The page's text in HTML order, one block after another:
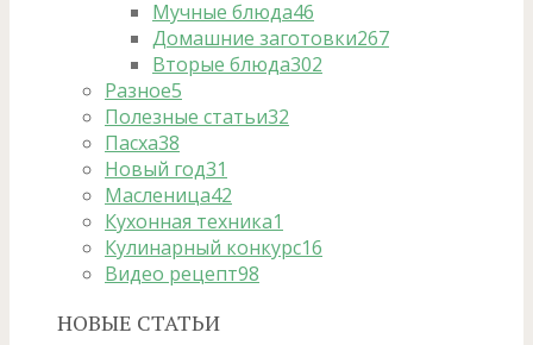
Мучные блюда46
Домашние заготовки267
Вторые блюда302
Разное5
Полезные статьи32
Пасха38
Новый год31
Масленица42
Кухонная техника1
Кулинарный конкурс16
Видео рецепт98
НОВЫЕ СТАТЬИ